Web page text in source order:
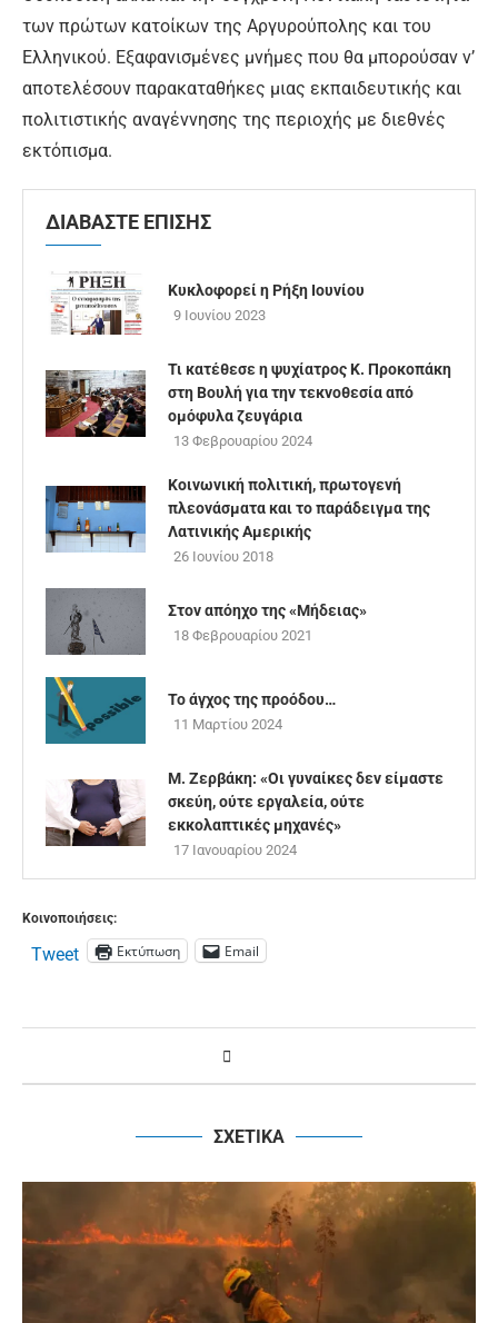
των πρώτων κατοίκων της Αργυρούπολης και του
Ελληνικού. Εξαφανισμένες μνήμες που θα μπορούσαν ν’
αποτελέσουν παρακαταθήκες μιας εκπαιδευτικής και
πολιτιστικής αναγέννησης της περιοχής με διεθνές
εκτόπισμα.
ΔΙΑΒΑΣΤΕ ΕΠΙΣΗΣ
Κυκλοφορεί η Ρήξη Ιουνίου
9 Ιουνίου 2023
Τι κατέθεσε η ψυχίατρος Κ. Προκοπάκη
στη Βουλή για την τεκνοθεσία από
ομόφυλα ζευγάρια
13 Φεβρουαρίου 2024
Κοινωνική πολιτική, πρωτογενή
πλεονάσματα και το παράδειγμα της
Λατινικής Αμερικής
26 Ιουνίου 2018
Στον απόηχο της «Μήδειας»
18 Φεβρουαρίου 2021
Το άγχος της προόδου…
11 Μαρτίου 2024
Μ. Ζερβάκη: «Οι γυναίκες δεν είμαστε
σκεύη, ούτε εργαλεία, ούτε
εκκολαπτικές μηχανές»
17 Ιανουαρίου 2024
Κοινοποιήσεις:
Tweet Εκτύπωση Email
ΣΧΕΤΙΚΑ